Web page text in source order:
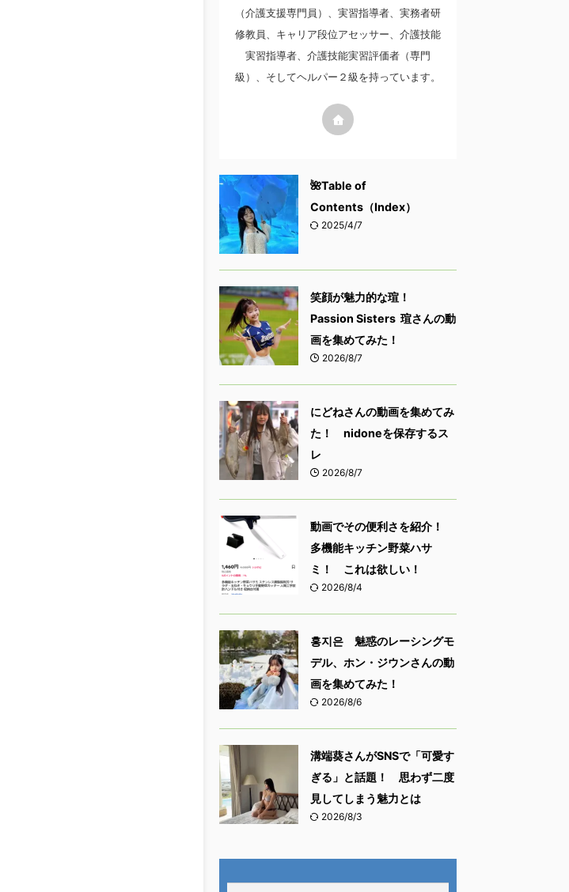
（介護支援専門員）、実習指導者、実務者研
修教員、キャリア段位アセッサー、介護技能
実習指導者、介護技能実習評価者（専門
級）、そしてヘルパー２級を持っています。
🌺Table of
Contents（Index）
2025/4/7
笑顔が魅力的な瑄！
Passion Sisters 瑄さんの動
画を集めてみた！
2026/8/7
にどねさんの動画を集めてみ
た！ nidoneを保存するス
レ
2026/8/7
動画でその便利さを紹介！
多機能キッチン野菜ハサ
ミ！ これは欲しい！
2026/8/4
홍지은 魅惑のレーシングモ
デル、ホン・ジウンさんの動
画を集めてみた！
2026/8/6
溝端葵さんがSNSで「可愛す
ぎる」と話題！ 思わず二度
見してしまう魅力とは
2026/8/3